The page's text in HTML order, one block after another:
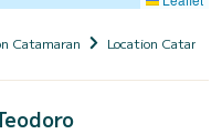
Catamaran Location